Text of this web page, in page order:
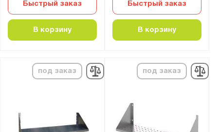
Быстрый заказ
В корзину
Быстрый заказ
В корзину
под заказ под заказ